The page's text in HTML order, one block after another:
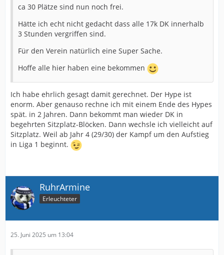
ca 30 Plätze sind nun noch frei.
Hätte ich echt nicht gedacht dass alle 17k DK innerhalb
3 Stunden vergriffen sind.
Für den Verein natürlich eine Super Sache.
Hoffe alle hier haben eine bekommen
Ich habe ehrlich gesagt damit gerechnet. Der Hype ist
enorm. Aber genauso rechne ich mit einem Ende des Hypes
spät. in 2 Jahren. Dann bekommt man wieder DK in
begehrten Sitzplatz-Blöcken. Dann wechsle ich vielleicht auf
Sitzplatz. Weil ab Jahr 4 (29/30) der Kampf um den Aufstieg
in Liga 1 beginnt.
RuhrArmine
Erleuchteter
25. Juni 2025 um 13:04